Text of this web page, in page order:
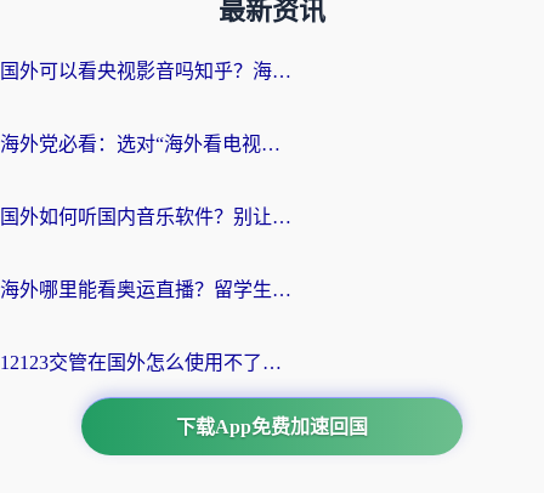
最新资讯
国外可以看央视影音吗知乎？海外党亲测有效的回国加速方案
海外党必看：选对“海外看电视剧软件”，再也不用愁国内剧刷不了
国外如何听国内音乐软件？别让地域限制，断了你的中文歌单
海外哪里能看奥运直播？留学生&海外华人必看的体育赛事观赛终极指南
12123交管在国外怎么使用不了？海外华人必看的无缝访问国内资源指南
下载App免费加速回国